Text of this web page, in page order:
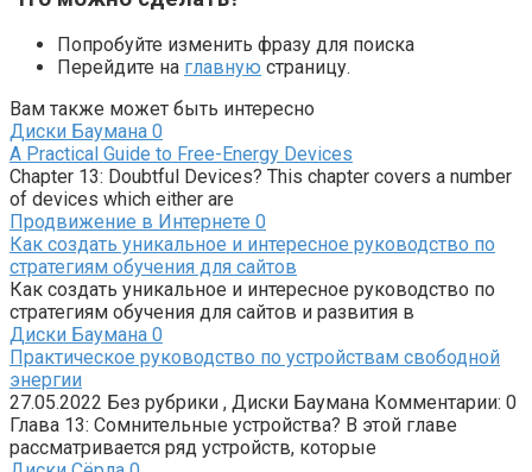
Попробуйте изменить фразу для поиска
Перейдите на главную страницу.
Вам также может быть интересно
Диски Баумана 0
A Practical Guide to Free-Energy Devices
Chapter 13: Doubtful Devices? This chapter covers a number
of devices which either are
Продвижение в Интернете 0
Как создать уникальное и интересное руководство по
стратегиям обучения для сайтов
Как создать уникальное и интересное руководство по
стратегиям обучения для сайтов и развития в
Диски Баумана 0
Практическое руководство по устройствам свободной
энергии
27.05.2022 Без рубрики , Диски Баумана Комментарии: 0
Глава 13: Сомнительные устройства? В этой главе
рассматривается ряд устройств, которые